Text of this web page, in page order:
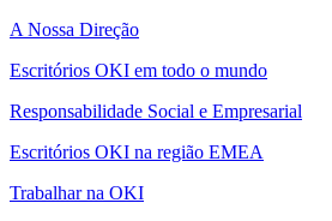
A Nossa Direção
Escritórios OKI em todo o mundo
Responsabilidade Social e Empresarial
Escritórios OKI na região EMEA
Trabalhar na OKI